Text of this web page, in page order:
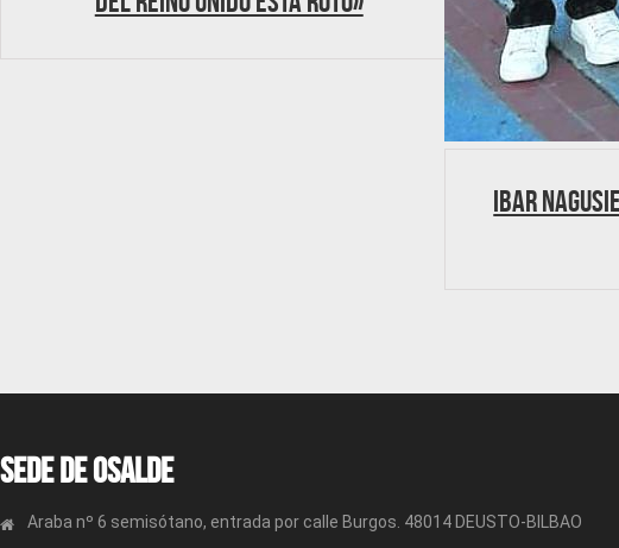
Ibar
Sede de OSALDE
Araba nº 6 semisótano, entrada por calle Burgos. 48014 DEUSTO-BILBAO